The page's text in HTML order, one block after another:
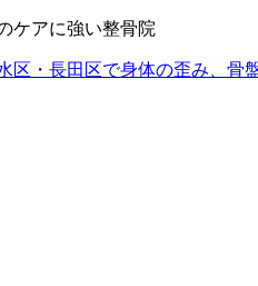
ケアに強い整骨院